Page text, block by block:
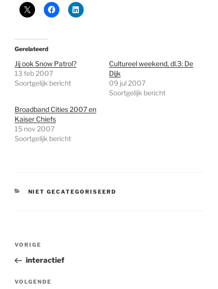
Gerelateerd
Jij ook Snow Patrol?
13 feb 2007
Soortgelijk bericht
Cultureel weekend, dl.3: De
Dijk
09 jul 2007
Soortgelijk bericht
Broadband Cities 2007 en
Kaiser Chiefs
15 nov 2007
Soortgelijk bericht
CATEGORIEËN
NIET GECATEGORISEERD
Bericht
Vorig
bericht
VORIGE
interactief
Volgend
VOLGENDE